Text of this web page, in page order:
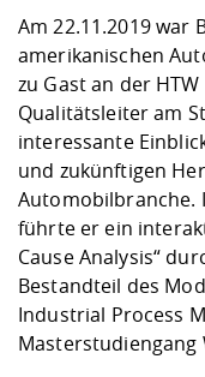
Career Service
Angebote für
Kontakt und
Am 22.11.2019 war
amerikanischen
zu Gast an der
Qualitätsleiter am
interessante
und zukünftigen
Automobilbranche.
führte er ein
Cause Analysis“
Bestandteil des
Industrial Process
Masterstudiengang